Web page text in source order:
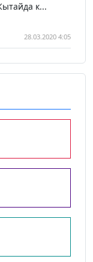
к...
28.03.2020 4:05